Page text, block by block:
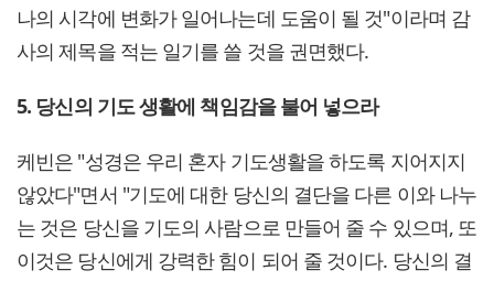
나의 시각에 변화가 일어나는데 도움이 될 것"이라며 감
사의 제목을 적는 일기를 쓸 것을 권면했다.
5. 당신의 기도 생활에 책임감을 불어 넣으라
케빈은 "성경은 우리 혼자 기도생활을 하도록 지어지지
않았다"면서 "기도에 대한 당신의 결단을 다른 이와 나누
는 것은 당신을 기도의 사람으로 만들어 줄 수 있으며, 또
이것은 당신에게 강력한 힘이 되어 줄 것이다. 당신의 결